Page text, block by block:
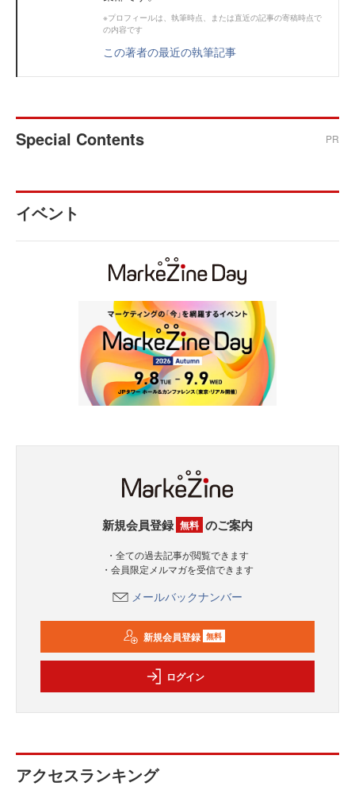
※プロフィールは、執筆時点、または直近の記事の寄稿時点で
の内容です
この著者の最近の執筆記事
Special Contents PR
イベント
新規会員登録 無料 のご案内
・全ての過去記事が閲覧できます
・会員限定メルマガを受信できます
メールバックナンバー
新規会員登録 無料
ログイン
アクセスランキング